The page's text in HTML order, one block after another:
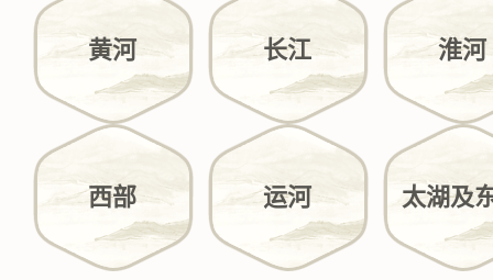
黄河 长江 淮河
西部 运河 太湖及